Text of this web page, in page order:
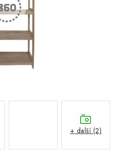
+ další (2)